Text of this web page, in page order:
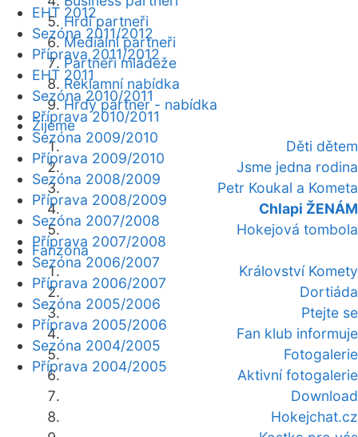
Hrdí partneři
Mediální partneři
Partneři mládeže
Reklamní nabídka
Hrdý partner - nabídka
Žijeme
Děti dětem
Jsme jedna rodina
Petr Koukal a Kometa
Chlapi ŽENÁM
Hokejová tombola
Fanzóna
Království Komety
Dortiáda
Ptejte se
Fan klub informuje
Fotogalerie
Aktivní fotogalerie
Download
Hokejchat.cz
EHT 2012
Sezóna 2011/2012
Příprava 2011/2012
EHT 2011
Sezóna 2010/2011
Příprava 2010/2011
Sezóna 2009/2010
Příprava 2009/2010
Sezóna 2008/2009
Příprava 2008/2009
Sezóna 2007/2008
Příprava 2007/2008
Sezóna 2006/2007
Příprava 2006/2007
Sezóna 2005/2006
Příprava 2005/2006
Sezóna 2004/2005
Příprava 2004/2005